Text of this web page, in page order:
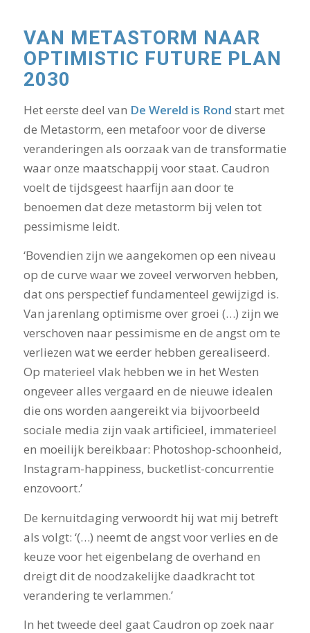
VAN METASTORM NAAR
OPTIMISTIC FUTURE PLAN
2030
Het eerste deel van De Wereld is Rond start met
de Metastorm, een metafoor voor de diverse
veranderingen als oorzaak van de transformatie
waar onze maatschappij voor staat. Caudron
voelt de tijdsgeest haarfijn aan door te
benoemen dat deze metastorm bij velen tot
pessimisme leidt.
‘Bovendien zijn we aangekomen op een niveau
op de curve waar we zoveel verworven hebben,
dat ons perspectief fundamenteel gewijzigd is.
Van jarenlang optimisme over groei (…) zijn we
verschoven naar pessimisme en de angst om te
verliezen wat we eerder hebben gerealiseerd.
Op materieel vlak hebben we in het Westen
ongeveer alles vergaard en de nieuwe idealen
die ons worden aangereikt via bijvoorbeeld
sociale media zijn vaak artificieel, immaterieel
en moeilijk bereikbaar: Photoshop-schoonheid,
Instagram-happiness, bucketlist-concurrentie
enzovoort.’
De kernuitdaging verwoordt hij wat mij betreft
als volgt: ‘(…) neemt de angst voor verlies en de
keuze voor het eigenbelang de overhand en
dreigt dit de noodzakelijke daadkracht tot
verandering te verlammen.’
In het tweede deel gaat Caudron op zoek naar